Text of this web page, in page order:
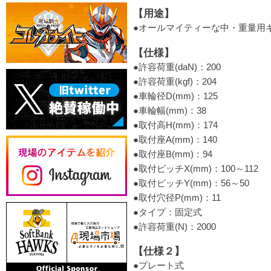
【用途】
●オールマイティーな中・重量用
【仕様】
●許容荷重(daN)：200
●許容荷重(kgf)：204
●車輪径D(mm)：125
●車輪幅(mm)：38
●取付高H(mm)：174
●取付座A(mm)：140
●取付座B(mm)：94
●取付ピッチX(mm)：100～112
●取付ピッチY(mm)：56～50
●取付穴径P(mm)：11
●タイプ：固定式
●許容荷重(N)：2000
【仕様２】
●プレート式